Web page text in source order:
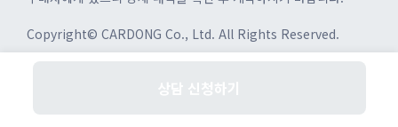
Copyright© CARDONG Co., Ltd. All Rights Reserved.